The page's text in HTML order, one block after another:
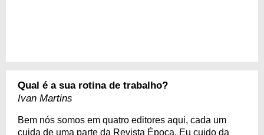
Qual é a sua rotina de trabalho?
Ivan Martins
Bem nós somos em quatro editores aqui, cada um
cuida de uma parte da Revista Época. Eu cuido da